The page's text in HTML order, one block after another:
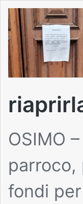
OSIMO
parroco,
fondi